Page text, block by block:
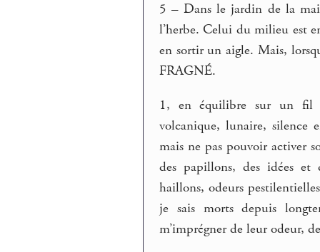
5 – Dans le jardin de la
l’herbe. Celui du milieu est
en sortir un aigle. Mais,
FRAGNÉ.
1, en équilibre sur un fil
volcanique, lunaire, silence
mais ne pas pouvoir activer
des papillons, des idées et
haillons, odeurs
je sais morts depuis
m’imprégner de leur odeur,